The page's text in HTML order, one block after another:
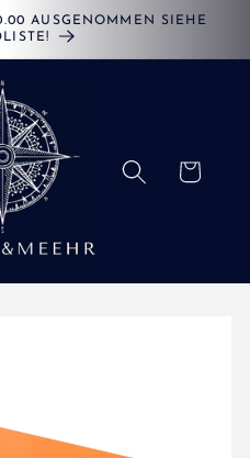
AUSGENOMMEN SIEHE
Warenkorb